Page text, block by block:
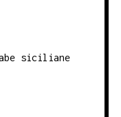
siciliane